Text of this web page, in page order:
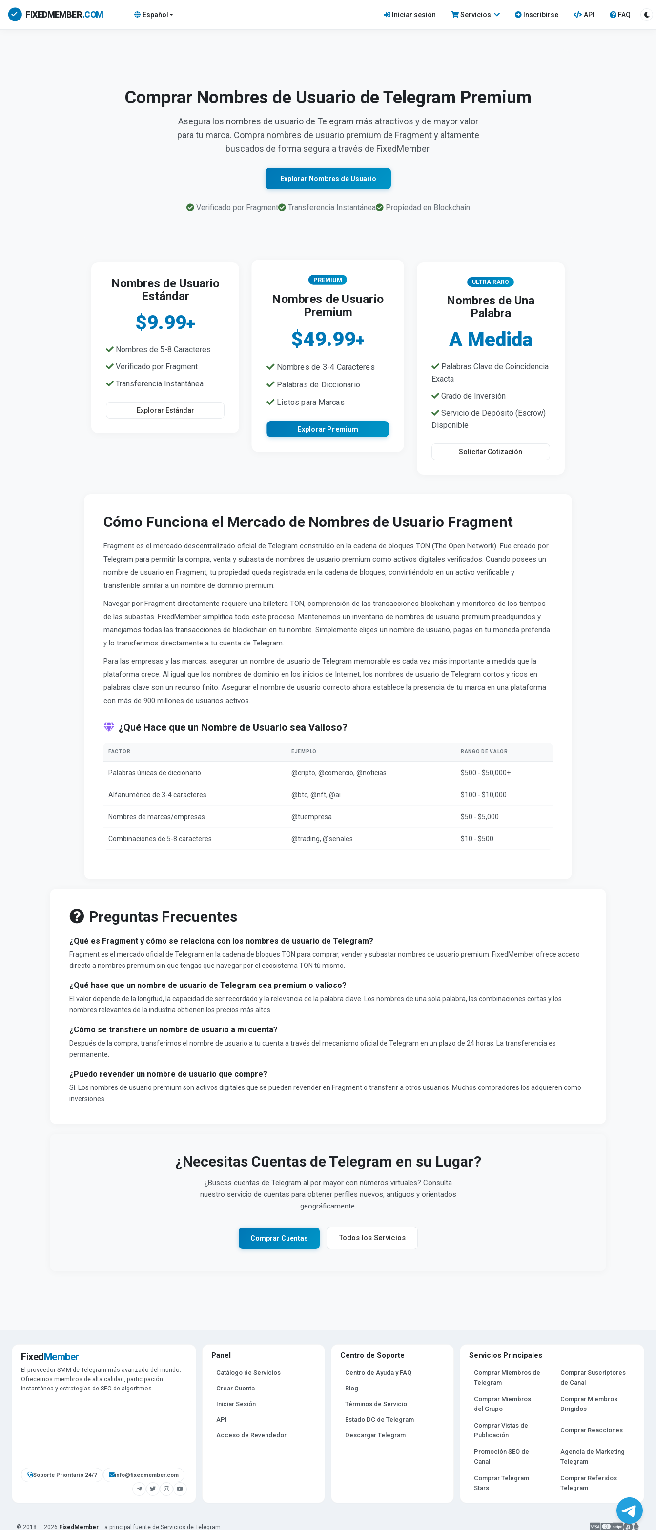
Español Iniciar sesión Servicios Inscribirse API FAQ
Comprar Nombres de Usuario de Telegram Premium
Asegura los nombres de usuario de Telegram más atractivos y de mayor valor
para tu marca. Compra nombres de usuario premium de Fragment y altamente
buscados de forma segura a través de FixedMember.
Explorar Nombres de Usuario
Verificado por Fragment Transferencia Instantánea Propiedad en Blockchain
Nombres de Usuario
Estándar
$9.99+
Nombres de 5-8 Caracteres
Verificado por Fragment
Transferencia Instantánea
Explorar Estándar
PREMIUM
Nombres de Usuario
Premium
$49.99+
Nombres de 3-4 Caracteres
Palabras de Diccionario
Listos para Marcas
Explorar Premium
ULTRA RARO
Nombres de Una
Palabra
A Medida
Palabras Clave de Coincidencia
Exacta
Grado de Inversión
Servicio de Depósito (Escrow)
Disponible
Solicitar Cotización
Cómo Funciona el Mercado de Nombres de Usuario Fragment
Fragment es el mercado descentralizado oficial de Telegram construido en la cadena de bloques TON (The Open Network). Fue creado por
Telegram para permitir la compra, venta y subasta de nombres de usuario premium como activos digitales verificados. Cuando posees un
nombre de usuario en Fragment, tu propiedad queda registrada en la cadena de bloques, convirtiéndolo en un activo verificable y
transferible similar a un nombre de dominio premium.
Navegar por Fragment directamente requiere una billetera TON, comprensión de las transacciones blockchain y monitoreo de los tiempos
de las subastas. FixedMember simplifica todo este proceso. Mantenemos un inventario de nombres de usuario premium preadquiridos y
manejamos todas las transacciones de blockchain en tu nombre. Simplemente eliges un nombre de usuario, pagas en tu moneda preferida
y lo transferimos directamente a tu cuenta de Telegram.
Para las empresas y las marcas, asegurar un nombre de usuario de Telegram memorable es cada vez más importante a medida que la
plataforma crece. Al igual que los nombres de dominio en los inicios de Internet, los nombres de usuario de Telegram cortos y ricos en
palabras clave son un recurso finito. Asegurar el nombre de usuario correcto ahora establece la presencia de tu marca en una plataforma
con más de 900 millones de usuarios activos.
¿Qué Hace que un Nombre de Usuario sea Valioso?
FACTOR EJEMPLO RANGO DE VALOR
Palabras únicas de diccionario @cripto, @comercio, @noticias $500 - $50,000+
Alfanumérico de 3-4 caracteres @btc, @nft, @ai $100 - $10,000
Nombres de marcas/empresas @tuempresa $50 - $5,000
Combinaciones de 5-8 caracteres @trading, @senales $10 - $500
Preguntas Frecuentes
¿Qué es Fragment y cómo se relaciona con los nombres de usuario de Telegram?
Fragment es el mercado oficial de Telegram en la cadena de bloques TON para comprar, vender y subastar nombres de usuario premium. FixedMember ofrece acceso
directo a nombres premium sin que tengas que navegar por el ecosistema TON tú mismo.
¿Qué hace que un nombre de usuario de Telegram sea premium o valioso?
El valor depende de la longitud, la capacidad de ser recordado y la relevancia de la palabra clave. Los nombres de una sola palabra, las combinaciones cortas y los
nombres relevantes de la industria obtienen los precios más altos.
¿Cómo se transfiere un nombre de usuario a mi cuenta?
Después de la compra, transferimos el nombre de usuario a tu cuenta a través del mecanismo oficial de Telegram en un plazo de 24 horas. La transferencia es
permanente.
¿Puedo revender un nombre de usuario que compre?
Sí. Los nombres de usuario premium son activos digitales que se pueden revender en Fragment o transferir a otros usuarios. Muchos compradores los adquieren como
inversiones.
¿Necesitas Cuentas de Telegram en su Lugar?
¿Buscas cuentas de Telegram al por mayor con números virtuales? Consulta
nuestro servicio de cuentas para obtener perfiles nuevos, antiguos y orientados
geográficamente.
Comprar Cuentas Todos los Servicios
FixedMember
El proveedor SMM de Telegram más avanzado del mundo.
Ofrecemos miembros de alta calidad, participación
instantánea y estrategias de SEO de algoritmos
Soporte Prioritario 24/7 info@fixedmember.com
Panel
Catálogo de Servicios
Crear Cuenta
Iniciar Sesión
API
Acceso de Revendedor
Centro de Soporte
Centro de Ayuda y FAQ
Blog
Términos de Servicio
Estado DC de Telegram
Descargar Telegram
Servicios Principales
Comprar Miembros de
Telegram
Comprar Suscriptores
de Canal
Comprar Miembros
del Grupo
Comprar Miembros
Dirigidos
Comprar Vistas de
Publicación
Comprar Reacciones
Promoción SEO de
Canal
Agencia de Marketing
Telegram
Comprar Telegram
Stars
Comprar Referidos
Telegram
© 2018 — 2026 FixedMember . La principal fuente de Servicios de Telegram.